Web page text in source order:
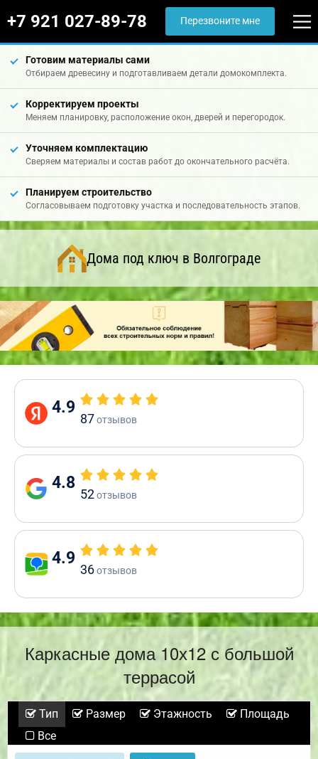
+7 921 027-89-78 Перезвоните мне
Готовим материалы сами
Отбираем древесину и подготавливаем детали домокомплекта.
Корректируем проекты
Меняем планировку, расположение окон, дверей и перегородок.
Уточняем комплектацию
Сверяем материалы и состав работ до окончательного расчёта.
Планируем строительство
Согласовываем подготовку участка и последовательность этапов.
Дома под ключ в Волгограде
4.9
87отзывов
4.8
52отзывов
4.9
36отзывов
Каркасные дома 10х12 с большой
террасой
Тип Размер Этажность
Площадь
Все